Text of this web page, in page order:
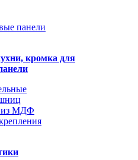
кромка для
из МДФ